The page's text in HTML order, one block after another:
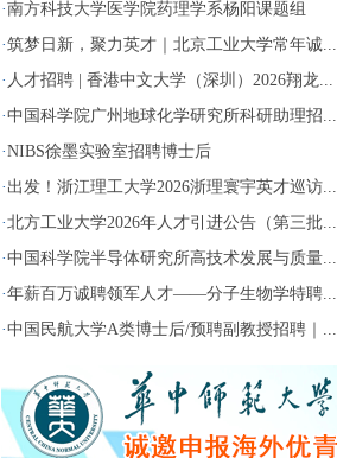
·南方科技大学医学院药理学系杨阳课题组
·筑梦日新，聚力英才｜北京工业大学常年诚...
· 人才招聘 | 香港中文大学（深圳）2026翔龙...
·中国科学院广州地球化学研究所科研助理招...
·NIBS徐墨实验室招聘博士后
· 出发！浙江理工大学2026浙理寰宇英才巡访...
·北方工业大学2026年人才引进公告（第三批...
·中国科学院半导体研究所高技术发展与质量...
·年薪百万诚聘领军人才——分子生物学特聘...
·中国民航大学A类博士后/预聘副教授招聘｜...